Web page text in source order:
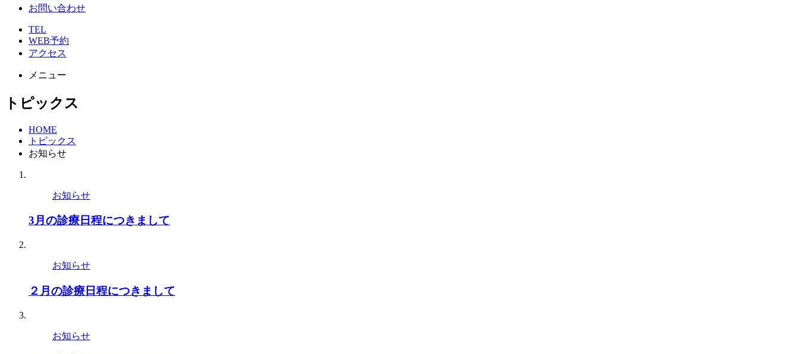
お問い合わせ
TEL
WEB予約
アクセス
メニュー
トピックス
HOME
トピックス
お知らせ
お知らせ
3月の診療日程につきまして
お知らせ
２月の診療日程につきまして
お知らせ